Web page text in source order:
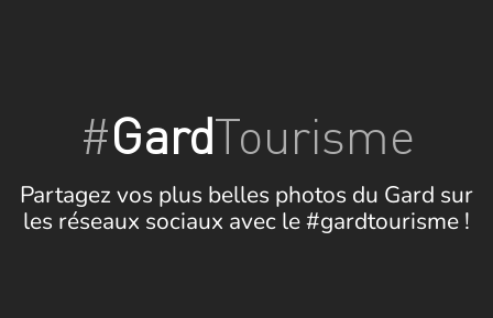
#GardTourisme
Partagez vos plus belles photos du Gard sur
les réseaux sociaux avec le #gardtourisme !